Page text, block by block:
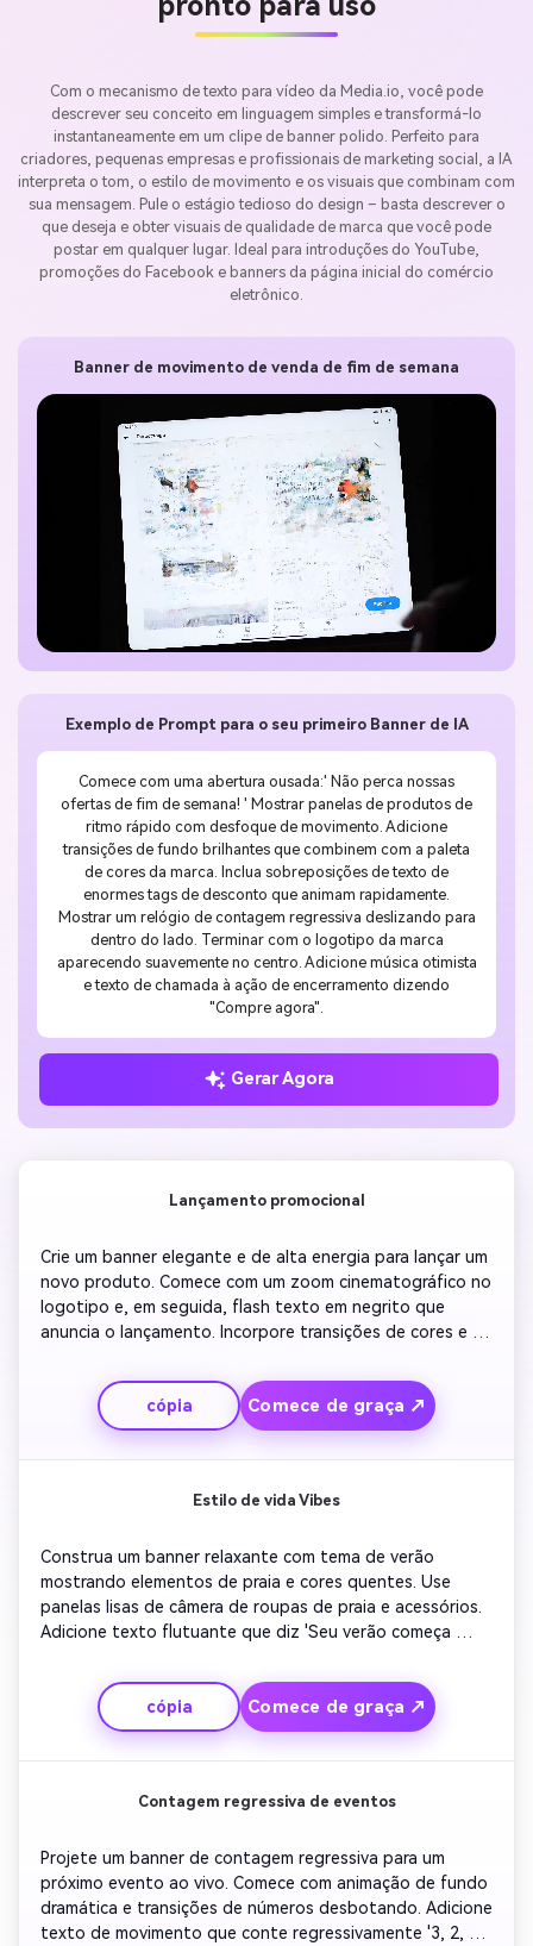
Com o mecanismo de texto para vídeo da Media.io, você pode
descrever seu conceito em linguagem simples e transformá-lo
instantaneamente em um clipe de banner polido. Perfeito para
criadores, pequenas empresas e profissionais de marketing social, a IA
interpreta o tom, o estilo de movimento e os visuais que combinam com
sua mensagem. Pule o estágio tedioso do design – basta descrever o
que deseja e obter visuais de qualidade de marca que você pode
postar em qualquer lugar. Ideal para introduções do YouTube,
promoções do Facebook e banners da página inicial do comércio
eletrônico.
Exemplo de Prompt para o seu primeiro Banner de IA
Comece com uma abertura ousada:' Não perca nossas
ofertas de fim de semana! ' Mostrar panelas de produtos de
ritmo rápido com desfoque de movimento. Adicione
transições de fundo brilhantes que combinem com a paleta
de cores da marca. Inclua sobreposições de texto de
enormes tags de desconto que animam rapidamente.
Mostrar um relógio de contagem regressiva deslizando para
dentro do lado. Terminar com o logotipo da marca
aparecendo suavemente no centro. Adicione música otimista
e texto de chamada à ação de encerramento dizendo
"Compre agora".
Gerar Agora
Banner de movimento de venda de fim de semana
Lançamento promocional
Crie um banner elegante e de alta energia para lançar um
novo produto. Comece com um zoom cinematográfico no
logotipo e, em seguida, flash texto em negrito que
anuncia o lançamento. Incorpore transições de cores e
produto com bordas brilhantes. Termine com uma forte
mensagem de chamada à ação, perfeita para uso em
anúncios sociais.
cópia Comece de graça ↗
Estilo de vida Vibes
Construa um banner relaxante com tema de verão
mostrando elementos de praia e cores quentes. Use
panelas lisas de câmera de roupas de praia e acessórios.
Adicione texto flutuante que diz 'Seu verão começa
out no final. Entregue um look de banner elegante e
pronto para o Instagram.
cópia Comece de graça ↗
Contagem regressiva de eventos
Projete um banner de contagem regressiva para um
próximo evento ao vivo. Comece com animação de fundo
dramática e transições de números desbotando. Adicione
texto de movimento que conte regressivamente '3, 2, 1'.